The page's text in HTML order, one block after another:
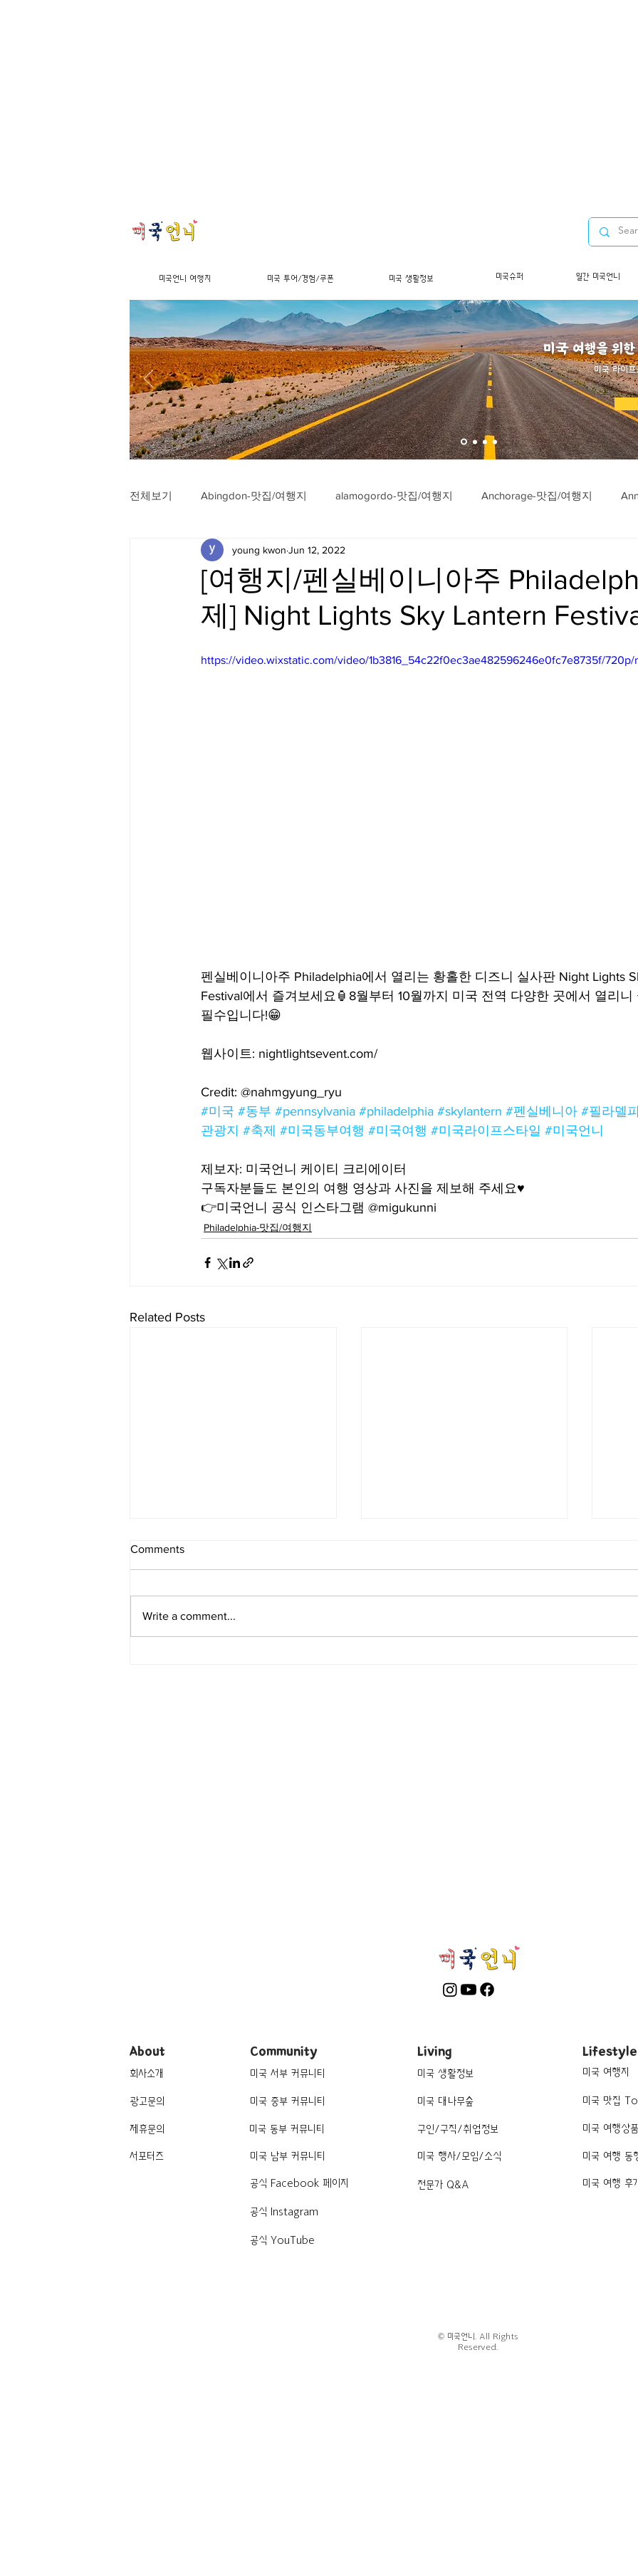
미국 여행을 위
미국 라이
전체보기 Abingdon-맛집/여행지 alamogordo-맛집/여행지 Anchorage-맛집/여행지
Arlington-맛집/여행지 Arlington-맛집/여행지
Badlands-맛집/여행지 Baltimore-맛집/여행지 Bar Harbor-맛집/여행지 Baraboo-맛집/
Big Bend-맛집/여행지 Bloomfield-맛집/여행지 Bloomington-맛집/여행지 Boone-맛집/
[여행지/펜실베이니아주
제] Night Lights Sky Lantern
young kwon Jun 12, 2022
https://video.wixstatic.com/video/1b3816_54c22f0ec3ae482596246e0fc7e8735f/
펜실베이니아주 Philadelphia에서 열리는 황홀한 디즈니 실사판 Night Lights
Festival에서 즐겨보세요🏮8월부터 10월까지 미국 전역 다양한 곳에서 열리니
필수입니다!😁
웹사이트: nightlightsevent.com/
Credit: @nahmgyung_ryu
#미국 #동부 #pennsylvania #philadelphia #skylantern #펜실베니아 #필라델
관광지 #축제 #미국동부여행 #미국여행 #미국라이프스타일 #미국언니
제보자: 미국언니 케이티 크리에이터
구독자분들도 본인의 여행 영상과 사진을 제보해 주세요♥️
👉미국언니 공식 인스타그램 @migukunni
Philadelphia-맛집/여행지
Related Posts
Comments
Write a comment...
미국언니 여행지 미국 투어/경험/쿠폰 미국 생활정보 미국슈퍼 월간 미국언니
About
회사소개
광고문의
제휴문의
서포터즈
Community
미국 서부 커뮤니티
미국 중부 커뮤니티
미국 동부 커뮤니티
미국 남부 커뮤니티
공식 Facebook 페이지
공식 Instagram
공식 YouTube
Living
미국 생활정보
미국 대나무숲
구인/구직/취업정보
미국 행사/모임/소식
전문가 Q&A
Lifestyle
미국 여행지
미국 맛집
미국 여행상품
미국 여행 동
미국 여행 후기
© 미국언니. All Rights
Reserved.